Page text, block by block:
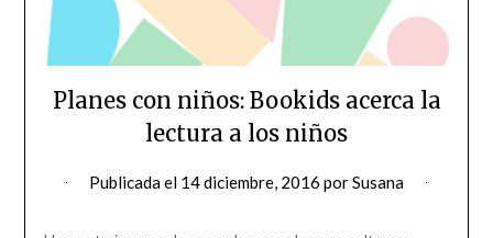
Planes con niños: Bookids acerca la
lectura a los niños
Publicada el 14 diciembre, 2016 porSusana